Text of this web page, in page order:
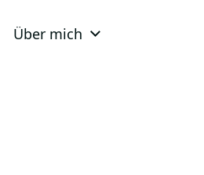
Über mich